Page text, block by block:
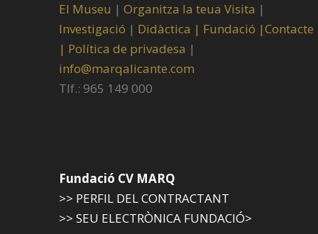
El Museu | Organitza la teua Visita |
Investigació | Didàctica | Fundació |Contacte
| Política de privadesa |
info@marqalicante.com
Tlf.: 965 149 000
Fundació CV MARQ
>> PERFIL DEL CONTRACTANT
>> SEU ELECTRÒNICA FUNDACIÓ>